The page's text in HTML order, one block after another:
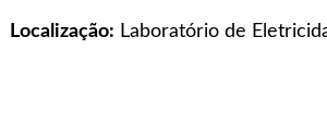
Localização: Laboratório de